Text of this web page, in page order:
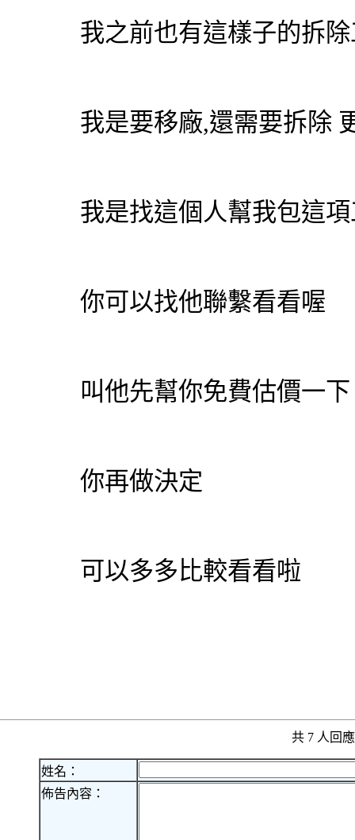
我之前也有這樣子的拆
我是要移廠,還需要拆除
我是找這個人幫我包這
你可以找他聯繫看看喔
叫他先幫你免費估價一下
你再做決定
可以多多比較看看啦
共 7 人回
姓名：
佈告內容：